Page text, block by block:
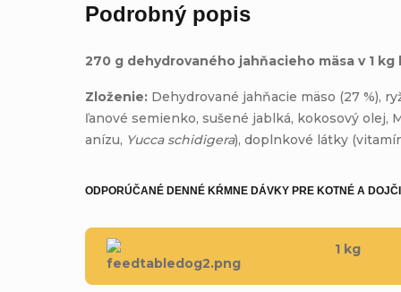
Podrobný popis
270 g dehydrovaného jahňacieho mäsa v 1
Zloženie: Dehydrované jahňacie mäso (27 %),
ľanové semienko, sušené jablká, kokosový olej,
anízu, Yucca schidigera), doplnkové látky
ODPORÚČANÉ DENNÉ KŔMNE DÁVKY PRE KOTNÉ A
1 kg